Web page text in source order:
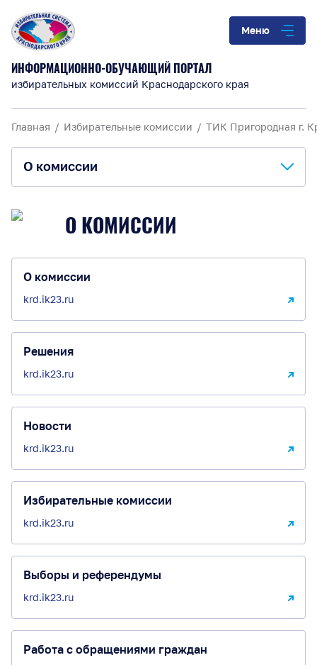
Меню
ИНФОРМАЦИОННО-ОБУЧАЮЩИЙ ПОРТАЛ
избирательных комиссий Краснодарского края
Главная Избирательные комиссии ТИК Пригородная г.
О комиссии
Материалы для обучения
О КОМИССИИ
О комиссии
krd.ik23.ru
Решения
krd.ik23.ru
Новости
krd.ik23.ru
Избирательные комиссии
krd.ik23.ru
Выборы и референдумы
krd.ik23.ru
Работа с обращениями граждан